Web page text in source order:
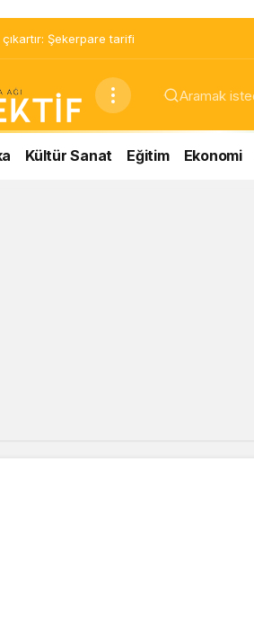
Şekerpare tarifi
Kültür Sanat Eğitim Ekonomi